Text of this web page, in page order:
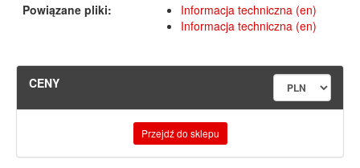
Powiązane pliki:
Informacja techniczna (en)
Informacja techniczna (en)
CENY
Przejdź do sklepu